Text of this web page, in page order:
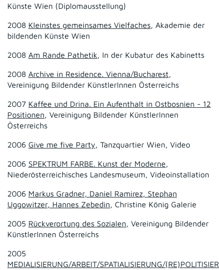
Künste Wien (Diplomausstellung)
2008 Kleinstes gemeinsames Vielfaches, Akademie der
bildenden Künste Wien
2008 Am Rande Pathetik, In der Kubatur des Kabinetts
2008 Archive in Residence. Vienna/Bucharest,
Vereinigung Bildender KünstlerInnen Österreichs
2007 Kaffee und Drina. Ein Aufenthalt in Ostbosnien - 12
Positionen, Vereinigung Bildender KünstlerInnen
Österreichs
2006 Give me five Party, Tanzquartier Wien, Video
2006 SPEKTRUM FARBE. Kunst der Moderne,
Niederösterreichisches Landesmuseum, Videoinstallation
2006 Markus Gradner, Daniel Ramirez, Stephan
Uggowitzer, Hannes Zebedin, Christine König Galerie
2005 Rückverortung des Sozialen, Vereinigung Bildender
KünstlerInnen Österreichs
2005
MEDIALISIERUNG/ARBEIT/SPATIALISIERUNG/